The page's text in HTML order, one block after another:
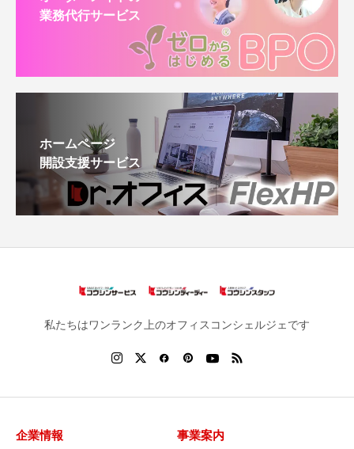
業務代行サービス
ホームページ
開設支援サービス
私たちはワンランク上のオフィスコンシェルジェです
企業情報 事業案内